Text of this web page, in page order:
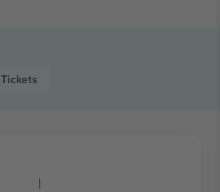
Tickets